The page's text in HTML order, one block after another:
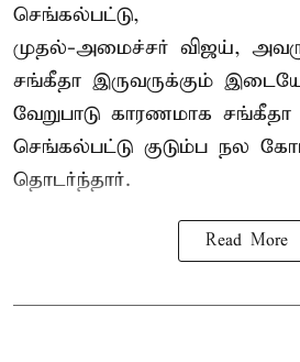
செங்கல்பட்டு,
முதல்-அமைச்சர் விஜய்,
சங்கீதா இருவருக்கும்
வேறுபாடு காரணமாக சங்கீதா
செங்கல்பட்டு குடும்ப நல
தொடர்ந்தார்.
Read More